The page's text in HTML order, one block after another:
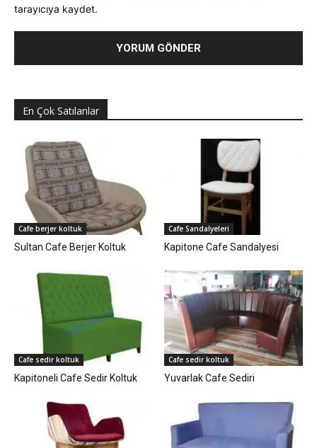
tarayıcıya kaydet.
En Çok Satılanlar
Cafe berjer koltuk
Sultan Cafe Berjer Koltuk
Cafe Sandalyeleri
Kapitone Cafe Sandalyesi
Cafe sedir koltuk
Kapitoneli Cafe Sedir Koltuk
Cafe sedir koltuk
Yuvarlak Cafe Sediri